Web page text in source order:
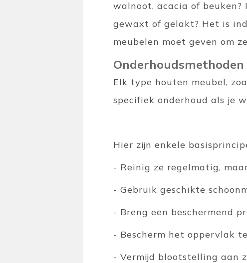
walnoot, acacia of
gewaxt of gelakt? Het is
meubelen moet geven om
Onderhoudsmethoden
Elk type houten meubel,
specifiek onderhoud als je
Hier zijn enkele
- Reinig ze regelmatig,
- Gebruik geschikte
- Breng een beschermend
- Bescherm het oppervlak
- Vermijd blootstelling aan